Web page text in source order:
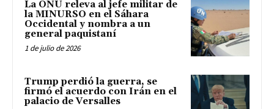
La ONU releva al jefe militar de
la MINURSO en el Sáhara
Occidental y nombra a un
general paquistaní
1 de julio de 2026
Trump perdió la guerra, se
firmó el acuerdo con Irán en el
palacio de Versalles